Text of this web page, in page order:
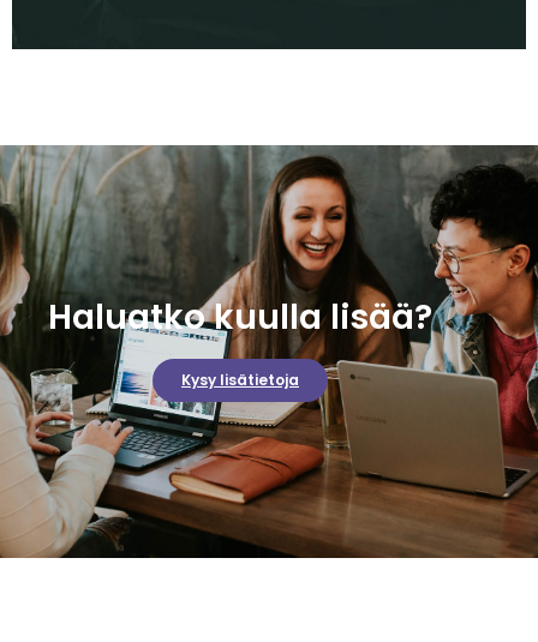
Haluatko kuulla lisää?
Kysy lisätietoja